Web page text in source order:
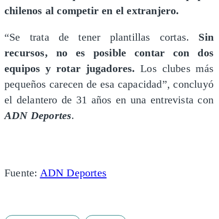
chilenos al competir en el extranjero.
“Se trata de tener plantillas cortas. Sin
recursos, no es posible contar con dos
equipos y rotar jugadores. Los clubes más
pequeños carecen de esa capacidad”, concluyó
el delantero de 31 años en una entrevista con
ADN Deportes.
Fuente: ADN Deportes